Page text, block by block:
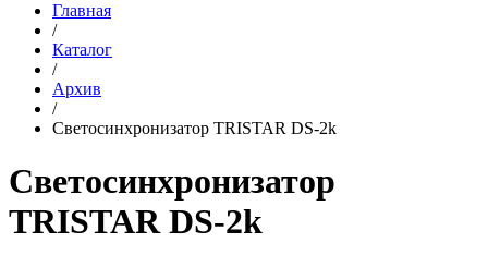
Главная
/
Каталог
/
Архив
/
Светосинхронизатор TRISTAR DS-2k
Светосинхронизатор
TRISTAR DS-2k